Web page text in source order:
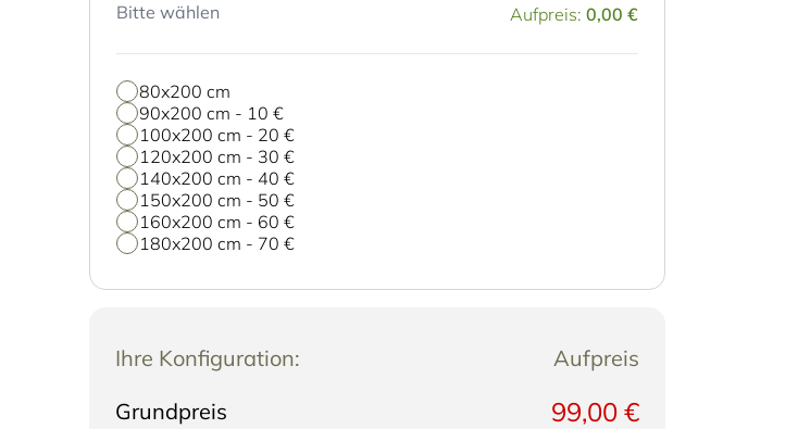
Bitte wählen Aufpreis: 0,00 €
80x200 cm
90x200 cm - 10 €
100x200 cm - 20 €
120x200 cm - 30 €
140x200 cm - 40 €
150x200 cm - 50 €
160x200 cm - 60 €
180x200 cm - 70 €
Ihre Konfiguration:
Aufpreis
Grundpreis
99,00 €